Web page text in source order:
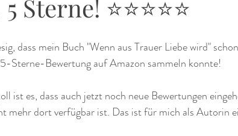
Sterne! ⭐⭐⭐⭐⭐
dass mein Buch "Wenn aus Trauer Liebe wird"
Sterne-Bewertung auf Amazon sammeln konnte!
ist es, dass auch jetzt noch neue Bewertungen
mehr dort verfügbar ist. Das ist für mich als Autorin